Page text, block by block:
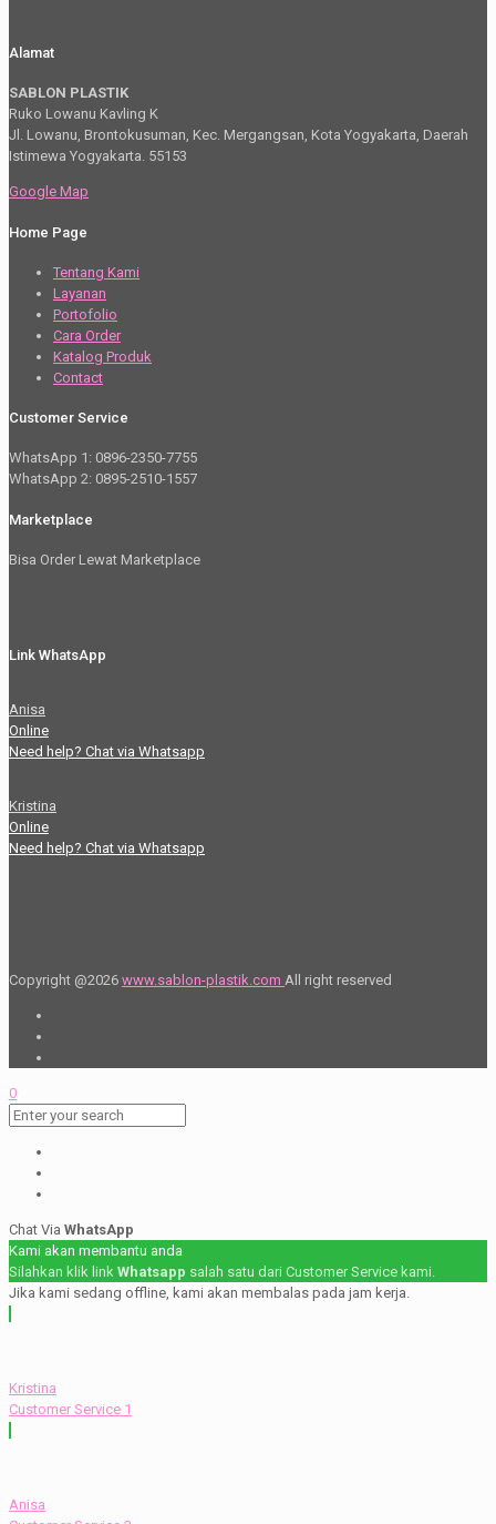
Alamat
SABLON PLASTIK
Ruko Lowanu Kavling K
Jl. Lowanu, Brontokusuman, Kec. Mergangsan, Kota Yogyakarta, Daerah
Istimewa Yogyakarta. 55153
Google Map
Home Page
Tentang Kami
Layanan
Portofolio
Cara Order
Katalog Produk
Contact
Customer Service
WhatsApp 1: 0896-2350-7755
WhatsApp 2: 0895-2510-1557
Marketplace
Bisa Order Lewat Marketplace
Link WhatsApp
Anisa
Online
Need help? Chat via Whatsapp
Kristina
Online
Need help? Chat via Whatsapp
Copyright @2026 www.sablon-plastik.com All right reserved
0
Chat Via WhatsApp
Kami akan membantu anda
Silahkan klik link Whatsapp salah satu dari Customer Service kami.
Jika kami sedang offline, kami akan membalas pada jam kerja.
Kristina
Customer Service 1
Anisa